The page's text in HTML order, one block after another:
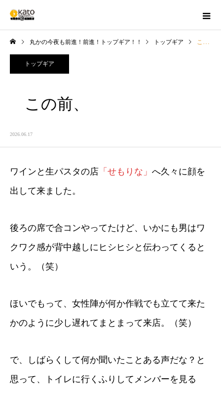
丸かの今夜も前進！前進！トップギア！！ トップギア この前、
トップギア
この前、
2026.06.17
ワインと生パスタの店 「せもりな」 へ久々に顔を
出して来ました。
後ろの席で合コンやってたけど、いかにも男はワ
クワク感が背中越しにヒシヒシと伝わってくると
いう。（笑）
ほいでもって、女性陣が何か作戦でも立てて来た
かのように少し遅れてまとまって来店。（笑）
で、しばらくして何か聞いたことある声だな？と
思って、トイレに行くふりしてメンバーを見る